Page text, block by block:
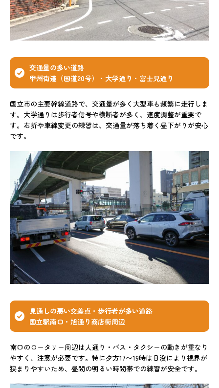
交通量の多い道路
甲州街道（国道20号）・大学通り・富士見通り
国立市の主要幹線道路で、交通量が多く大型車も頻繁に走行しま
す。大学通りは歩行者信号や横断者が多く、速度調整が重要で
す。右折や車線変更の練習は、交通量が落ち着く昼下がりが安心
です。
見通しの悪い交差点・歩行者が多い道路
国立駅南口・旭通り商店街周辺
南口のロータリー周辺は人通り・バス・タクシーの動きが重なり
やすく、注意が必要です。特に夕方17〜19時は日没により視界が
狭まりやすいため、昼間の明るい時間帯での練習が安全です。